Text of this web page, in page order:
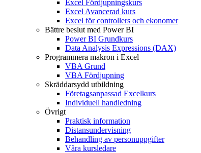
Excel Fördjupningskurs
Excel Avancerad kurs
Excel för controllers och ekonomer
Bättre beslut med Power BI
Power BI Grundkurs
Data Analysis Expressions (DAX)
Programmera makron i Excel
VBA Grund
VBA Fördjupning
Skräddarsydd utbildning
Företagsanpassad Excelkurs
Individuell handledning
Övrigt
Praktisk information
Distansundervisning
Behandling av personuppgifter
Våra kursledare